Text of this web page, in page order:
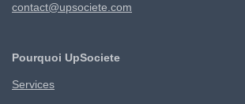
contact@upsociete.com
Pourquoi UpSociete
Services